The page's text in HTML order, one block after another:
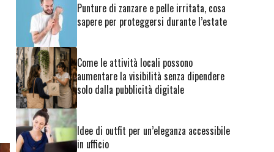
Punture di zanzare e pelle irritata, cosa
sapere per proteggersi durante l’estate
Come le attività locali possono
aumentare la visibilità senza dipendere
solo dalla pubblicità digitale
Idee di outfit per un’eleganza accessibile
in ufficio